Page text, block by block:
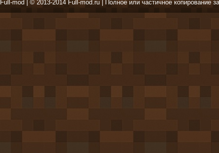
Full-mod | © 2013-2014 Full-mod.ru | Полное или частичное копирование